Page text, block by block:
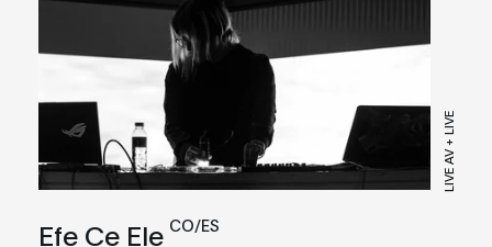
LIVE AV + LIVE
Efe Ce Ele CO/ES